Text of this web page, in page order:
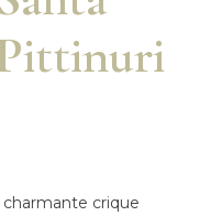
charmante crique